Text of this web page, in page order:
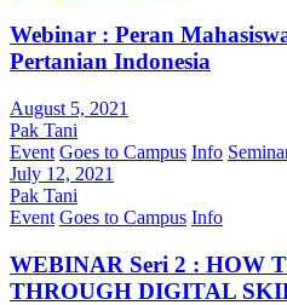
Webinar : Peran
Pertanian Indonesia
August 5, 2021
Pak Tani
Event Goes to Campus Info
July 12, 2021
Pak Tani
Event Goes to Campus Info
WEBINAR Seri 2 : HOW
THROUGH DIGITAL